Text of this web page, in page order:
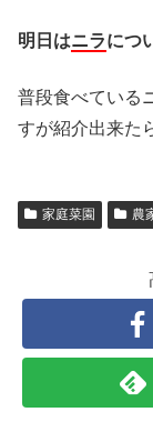
明日はニラにつ
普段食べている
すが紹介出来た
家庭菜園 農